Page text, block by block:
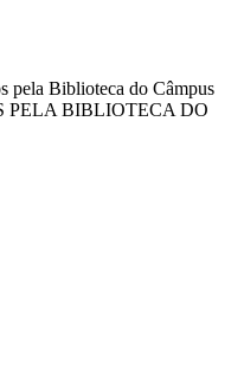
pela Biblioteca do Câmpus
PELA BIBLIOTECA DO